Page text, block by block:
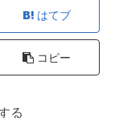
はてブ
コピー
る